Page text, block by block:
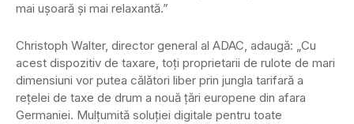
mai ușoară și mai relaxantă.”
Christoph Walter, director general al ADAC, adaugă: „Cu
acest dispozitiv de taxare, toți proprietarii de rulote de mari
dimensiuni vor putea călători liber prin jungla tarifară a
rețelei de taxe de drum a nouă țări europene din afara
Germaniei. Mulțumită soluției digitale pentru toate